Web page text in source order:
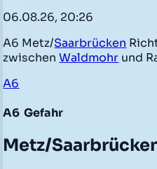
06.08.26, 20:26
A6 Metz/Saarbrücken
zwischenWaldmohr und
A6
A6 Gefahr
Metz/